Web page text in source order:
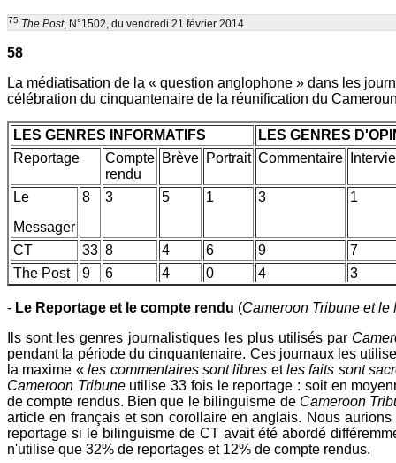
75 The Post, N°1502, du vendredi 21 février 2014
58
La médiatisation de la « question anglophone » dans les
célébration du cinquantenaire de la réunification du
LES GENRES INFORMATIFS
LES GENRES
Reportage
Compte
rendu
Brève Portrait Commentaire
Le
Messager
8 3 5 1 3 1
CT 33 8 4 6 9
7
The Post
9 6 4 0 4 3
- Le Reportage et le compte rendu (Cameroon Tribune et le
Ils sont les genres journalistiques les plus utilisés par
pendant la période du cinquantenaire. Ces journaux les
la maxime «les commentaires sont libres etles faits sont
Cameroon Tribune utilise 33 fois le reportage : soit en
de compte rendus. Bien que le bilinguisme deCameroon
article en français et son corollaire en anglais. Nous
reportage si le bilinguisme de CT avait été abordé
n'utilise que 32% de reportages et 12% de compte rendus.